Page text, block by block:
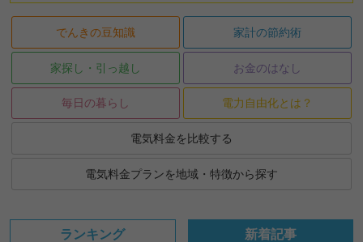
でんきの豆知識 家計の節約術
家探し・引っ越し お金のはなし
毎日の暮らし 電力自由化とは？
電気料金を比較する
電気料金プランを地域・特徴から探す
ランキング 新着記事